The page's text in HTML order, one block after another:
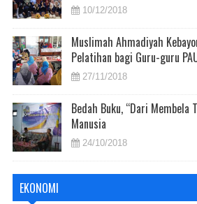
10/12/2018
Muslimah Ahmadiyah
Pelatihan bagi Guru-guru
27/11/2018
Bedah Buku, “Dari Membela
Manusia
24/10/2018
EKONOMI